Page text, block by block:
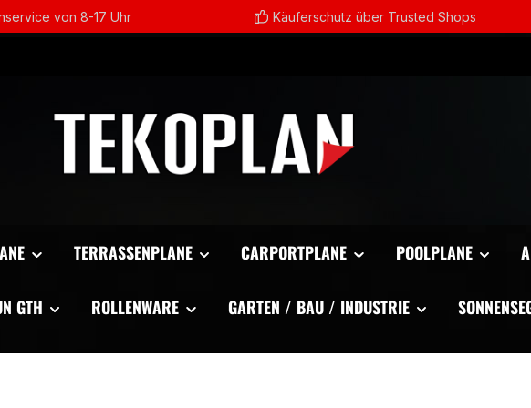
von 8-17 Uhr Käuferschutz über Trusted Shops
TERRASSENPLANE CARPORTPLANE POOLPLANE
GTH ROLLENWARE GARTEN / BAU / INDUSTRIE